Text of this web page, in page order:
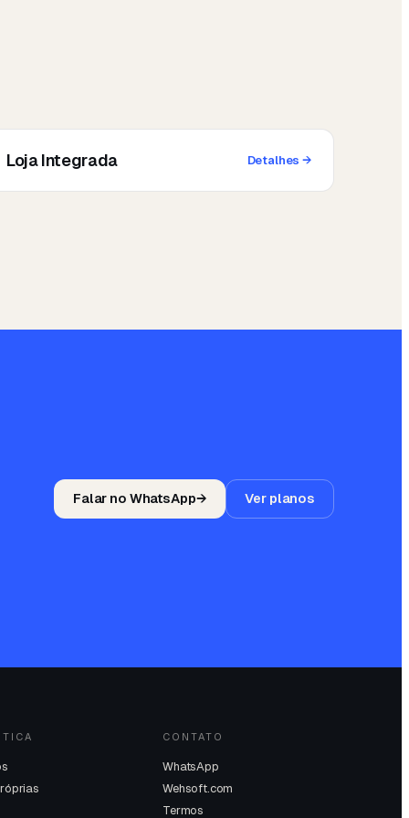
Loja Integrada Detalhes→
Falar no WhatsApp→ Ver planos
CONTATO
WhatsApp
Wehsoft.com
Termos